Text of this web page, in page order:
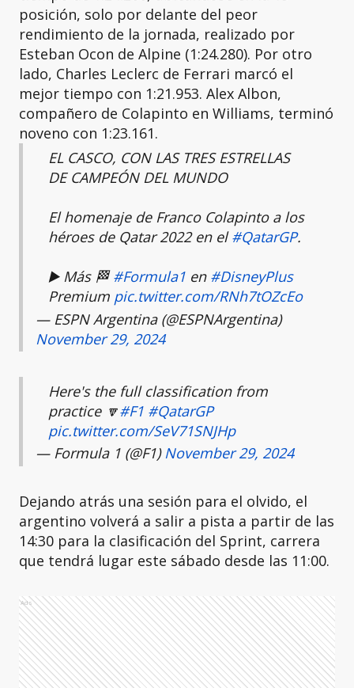
posición, solo por delante del peor
rendimiento de la jornada, realizado por
Esteban Ocon de Alpine (1:24.280). Por otro
lado, Charles Leclerc de Ferrari marcó el
mejor tiempo con 1:21.953. Alex Albon,
compañero de Colapinto en Williams, terminó
noveno con 1:23.161.
EL CASCO, CON LAS TRES ESTRELLAS
DE CAMPEÓN DEL MUNDO
El homenaje de Franco Colapinto a los
héroes de Qatar 2022 en el#QatarGP.
▶️ Más 🏁#Formula1 en #DisneyPlus
Premium pic.twitter.com/RNh7tOZcEo
— ESPN Argentina (@ESPNArgentina)
November 29, 2024
Here's the full classification from
practice 🔽#F1 #QatarGP
pic.twitter.com/SeV71SNJHp
— Formula 1 (@F1)November 29, 2024
Dejando atrás una sesión para el olvido, el
argentino volverá a salir a pista a partir de las
14:30 para la clasificación del Sprint, carrera
que tendrá lugar este sábado desde las 11:00.
Ads